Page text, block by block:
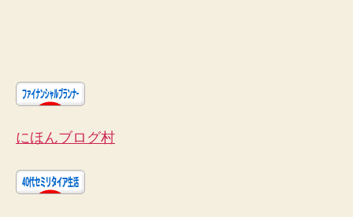
にほんブログ村